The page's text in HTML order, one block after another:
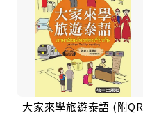
大家來學旅遊泰語 (附QR